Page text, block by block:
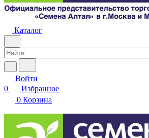
Каталог
Войти
0
Избранное
0 Корзина